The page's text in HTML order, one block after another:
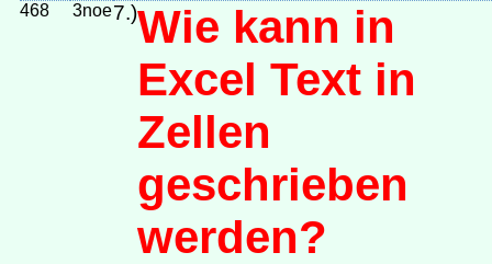
468 3noe7.)Wie kann in
Excel Text in
Zellen
geschrieben
werden?